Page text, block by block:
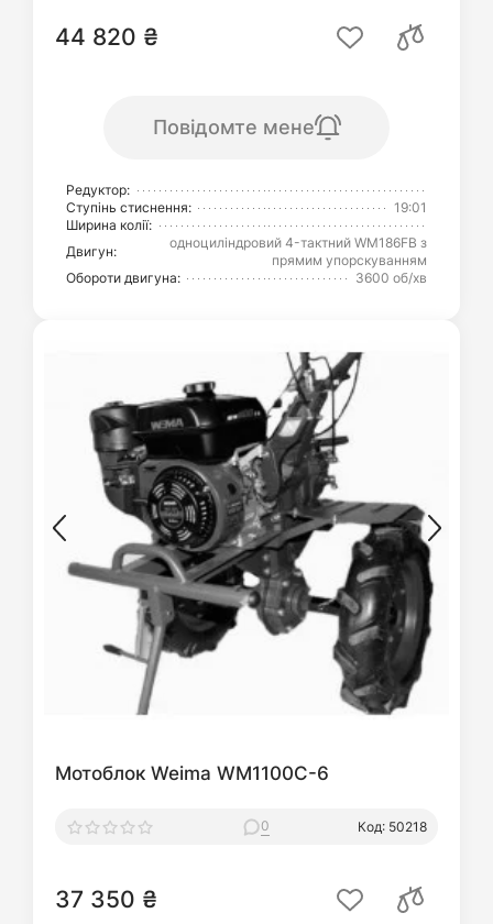
44 820 ₴
Повідомте мене
Редуктор:
Ступінь стиснення:
19:01
Ширина колії:
Двигун:
одноциліндровий 4-тактний WM186FB з
прямим упорскуванням
Обороти двигуна:
3600 об/хв
Мотоблок Weima WM1100С-6
0 Код: 50218
37 350 ₴